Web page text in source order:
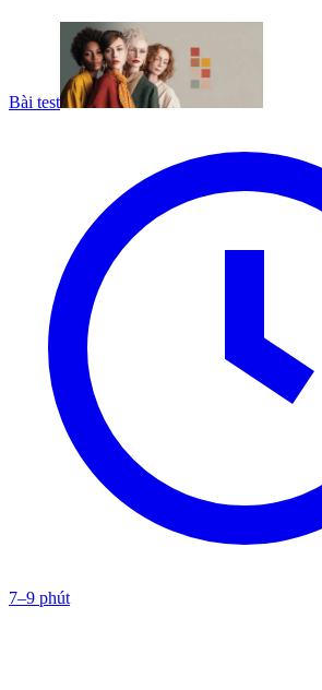
Bài test
7–9 phút